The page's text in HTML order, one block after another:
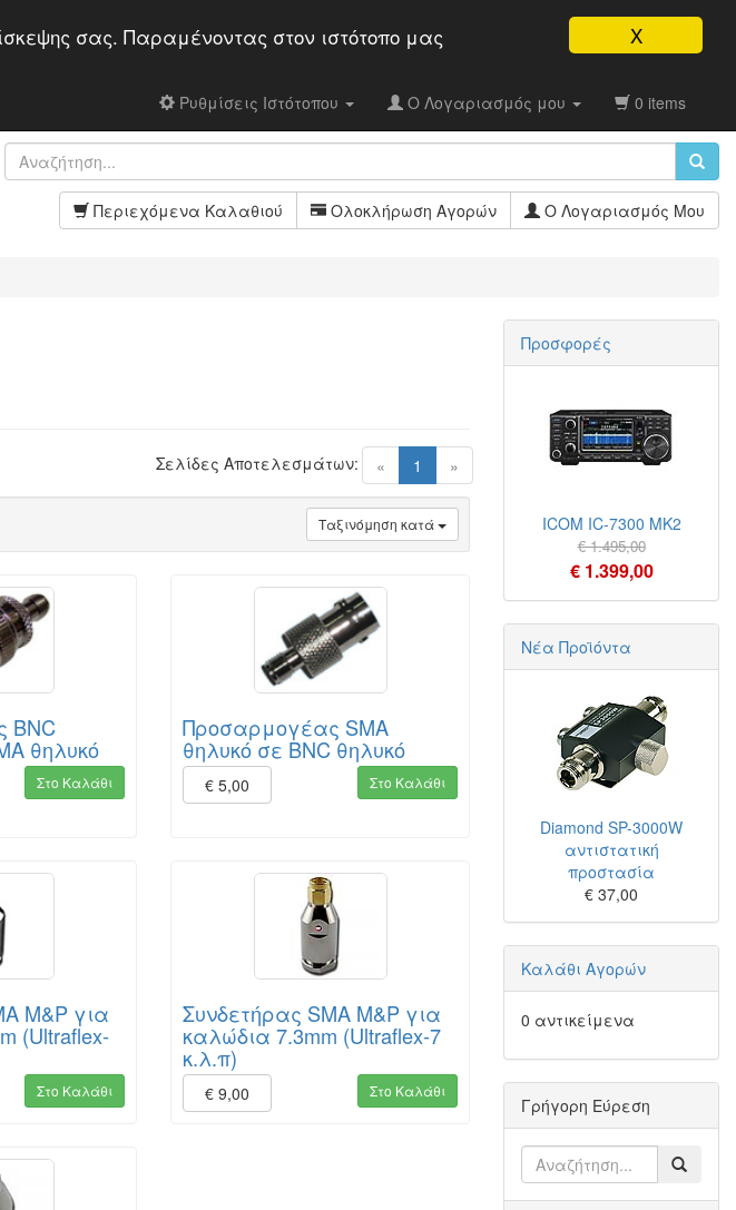
X
σας. Παραμένοντας στον ιστότοπo μας
Ρυθμίσεις Ιστότοπου Ο Λογαριασμός μου 0 items
Περιεχόμενα Καλαθιού Ολοκλήρωση Αγορών Ο Λογαριασμός Μου
« 1 (current)
»
Σελίδες Αποτελεσμάτων:
Ταξινόμηση κατά
BNC
θηλυκό
Στο Καλάθι
Προσαρμογέας SMA
θηλυκό σε BNC θηλυκό
€ 5,00 Στο Καλάθι
M&P για
(Ultraflex-
Στο Καλάθι
Συνδετήρας SMA M&P για
καλώδια 7.3mm (Ultraflex-7
κ.λ.π)
€ 9,00 Στο Καλάθι
Προσφορές
ICOM IC-7300 MK2
€ 1.495,00
€ 1.399,00
Νέα Προϊόντα
Diamond SP-3000W
αντιστατική
προστασία
€ 37,00
Καλάθι Αγορών
0 αντικείμενα
Γρήγορη Εύρεση